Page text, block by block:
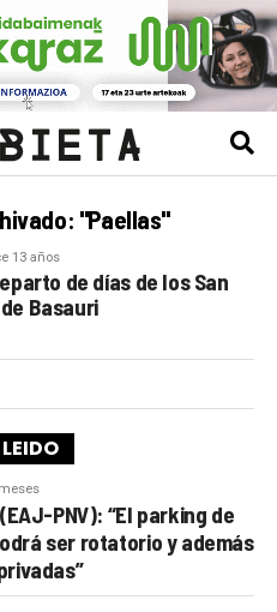
"Paellas"
13 años
de días de los San
Basauri
PNV): “El parking de
ser rotatorio y además